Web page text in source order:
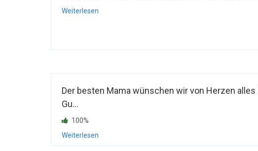
Weiterlesen
Der besten Mama wünschen wir von Herzen alles
Gu...
100%
Weiterlesen